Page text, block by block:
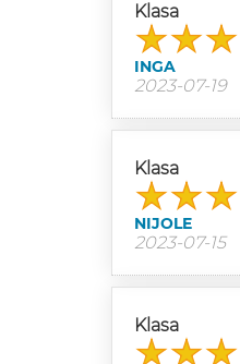
Klasa
INGA
2023-07-19
Klasa
NIJOLE
2023-07-15
Klasa